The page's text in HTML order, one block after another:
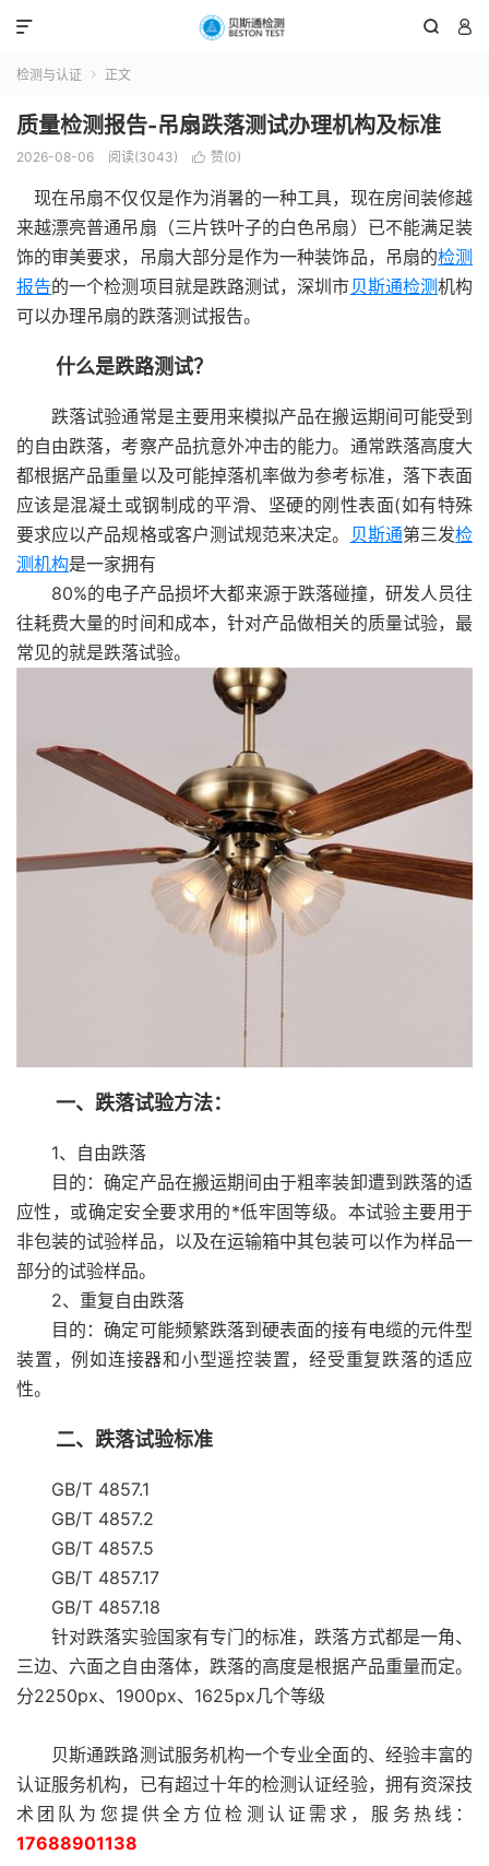
 

检测与认证  正文
质量检测报告-吊扇跌落测试办理机构及标准
2026-08-06 阅读(3043)  赞(0)
现在吊扇不仅仅是作为消暑的一种工具，现在房间装修越
来越漂亮普通吊扇（三片铁叶子的白色吊扇）已不能满足装
饰的审美要求，吊扇大部分是作为一种装饰品，吊扇的检测
报告的一个检测项目就是跌路测试，深圳市贝斯通检测机构
可以办理吊扇的跌落测试报告。
什么是跌路测试？
跌落试验通常是主要用来模拟产品在搬运期间可能受到
的自由跌落，考察产品抗意外冲击的能力。通常跌落高度大
都根据产品重量以及可能掉落机率做为参考标准，落下表面
应该是混凝土或钢制成的平滑、坚硬的刚性表面(如有特殊
要求应以产品规格或客户测试规范来决定。
贝斯通第三发检
测机构是一家拥有
80%的电子产品损坏大都来源于跌落碰撞，研发人员往
往耗费大量的时间和成本，针对产品做相关的质量试验，最
常见的就是跌落试验。
一、跌落试验方法：
1、自由跌落
目的：确定产品在搬运期间由于粗率装卸遭到跌落的适
应性，或确定安全要求用的*低牢固等级。本试验主要用于
非包装的试验样品，以及在运输箱中其包装可以作为样品一
部分的试验样品。
2、重复自由跌落
目的：确定可能频繁跌落到硬表面的接有电缆的元件型
装置，例如连接器和小型遥控装置，经受重复跌落的适应
性。
二、跌落试验标准
GB/T 4857.1
GB/T 4857.2
GB/T 4857.5
GB/T 4857.17
GB/T 4857.18
针对跌落实验国家有专门的标准，跌落方式都是一角、
三边、六面之自由落体，跌落的高度是根据产品重量而定。
分2250px、1900px、1625px几个等级
贝斯通跌路测试服务机构一个专业全面的、经验丰富的
认证服务机构，已有超过十年的检测认证经验，拥有资深技
术团队为您提供全方位检测认证需求，服务热线：
17688901138